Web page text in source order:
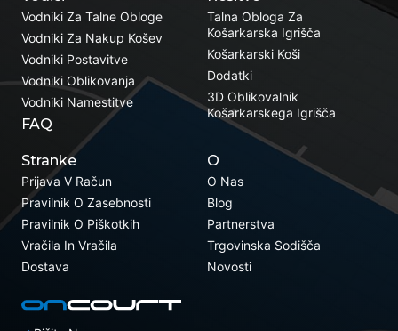
Talna Obloga Za
Košarkarska Igrišča
Košarkarski Koši
Dodatki
3D Oblikovalnik
Košarkarskega Igrišča
Vodniki Za Talne Obloge
Vodniki Za Nakup Košev
Vodniki Postavitve
Vodniki Oblikovanja
Vodniki Namestitve
FAQ
Stranke
Prijava V Račun
Pravilnik O Zasebnosti
Pravilnik O Piškotkih
Vračila In Vračila
Dostava
O
O Nas
Blog
Partnerstva
Trgovinska Sodišča
Novosti